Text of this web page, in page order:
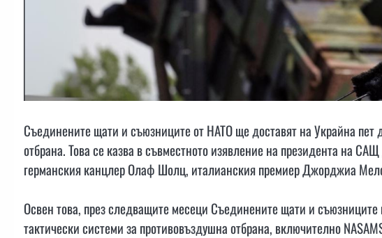
Съединените щати и съюзниците от НАТО ще доставят на Украйна пет
отбрана. Това се казва в съвместното изявление на президента на
германския канцлер Олаф Шолц, италианския премиер Джорджиа
Освен това, през следващите месеци Съединените щати и
тактически системи за противовъздушна отбрана, включително